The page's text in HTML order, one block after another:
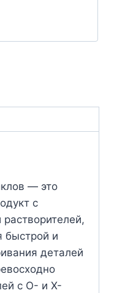
— это
с
быстрой и
деталей
с О- и Х-